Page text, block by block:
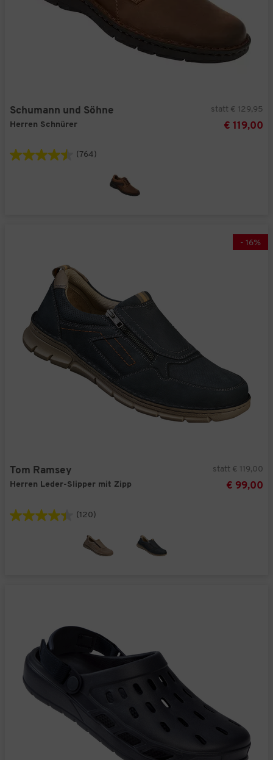
Schumann und Söhne
Herren Schnürer
statt € 129,95
€ 119,00
(764)
- 16%
Tom Ramsey
Herren Leder-Slipper mit Zipp
statt € 119,00
€ 99,00
(120)